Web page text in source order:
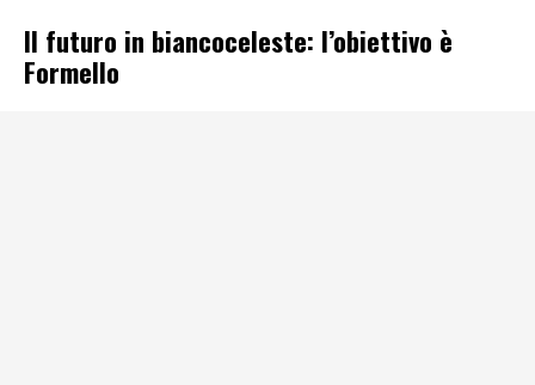
Il futuro in biancoceleste: l’obiettivo è
Formello